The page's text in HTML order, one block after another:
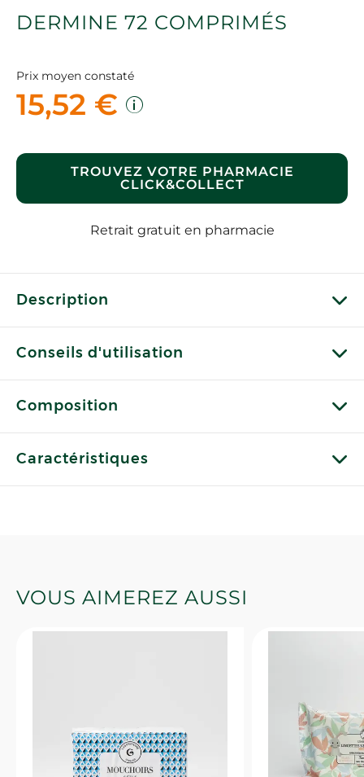
DERMINE 72 COMPRIMÉS
Prix moyen constaté
15,52 €
TROUVEZ VOTRE PHARMACIE
CLICK&COLLECT
Retrait gratuit en pharmacie
Description
Conseils d'utilisation
Composition
Caractéristiques
VOUS AIMEREZ AUSSI